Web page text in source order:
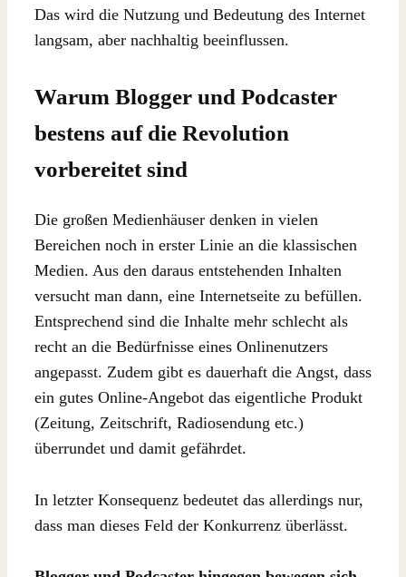
Das wird die Nutzung und Bedeutung des Internet
langsam, aber nachhaltig beeinflussen.
Warum Blogger und Podcaster
bestens auf die Revolution
vorbereitet sind
Die großen Medienhäuser denken in vielen
Bereichen noch in erster Linie an die klassischen
Medien. Aus den daraus entstehenden Inhalten
versucht man dann, eine Internetseite zu befüllen.
Entsprechend sind die Inhalte mehr schlecht als
recht an die Bedürfnisse eines Onlinenutzers
angepasst. Zudem gibt es dauerhaft die Angst, dass
ein gutes Online-Angebot das eigentliche Produkt
(Zeitung, Zeitschrift, Radiosendung etc.)
überrundet und damit gefährdet.
In letzter Konsequenz bedeutet das allerdings nur,
dass man dieses Feld der Konkurrenz überlässt.